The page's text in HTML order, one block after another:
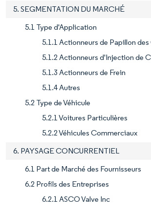
5. SEGMENTATION DU MARCHÉ
5.1 Type d'Application
5.1.1 Actionneurs de Papillon des
5.1.2 Actionneurs d'Injection de
5.1.3 Actionneurs de Frein
5.1.4 Autres
5.2 Type de Véhicule
5.2.1 Voitures Particulières
5.2.2 Véhicules Commerciaux
6. PAYSAGE CONCURRENTIEL
6.1 Part de Marché des Fournisseurs
6.2 Profils des Entreprises
6.2.1 ASCO Valve Inc